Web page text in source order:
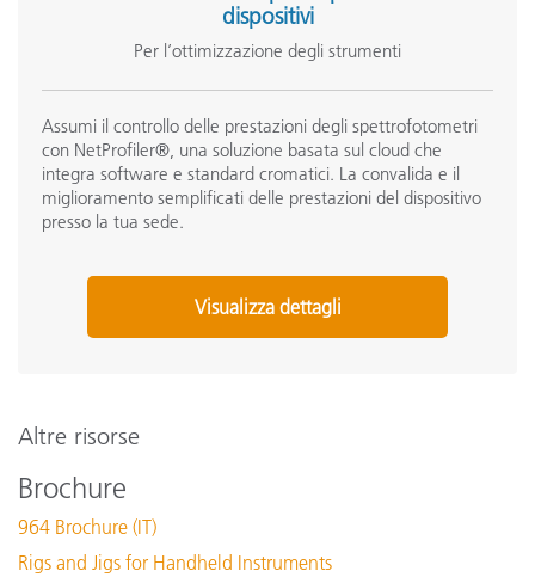
dispositivi
Per l’ottimizzazione degli strumenti
Assumi il controllo delle prestazioni degli spettrofotometri
con NetProfiler®, una soluzione basata sul cloud che
integra software e standard cromatici. La convalida e il
miglioramento semplificati delle prestazioni del dispositivo
presso la tua sede.
Visualizza dettagli
Altre risorse
Brochure
964 Brochure (IT)
Rigs and Jigs for Handheld Instruments